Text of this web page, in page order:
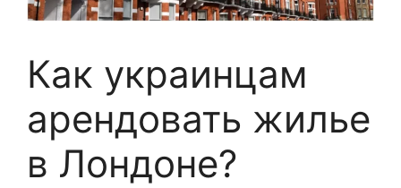
Как украинцам
арендовать жилье
в Лондоне?